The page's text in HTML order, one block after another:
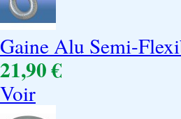
Gaine Alu Semi-
21,90 €
Voir